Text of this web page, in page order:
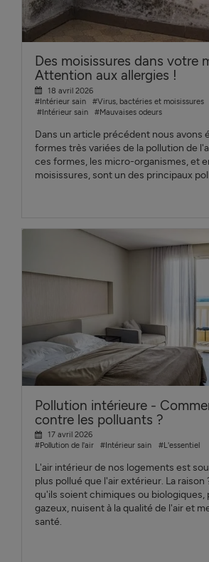
Des moisissures dans votre
Attention aux allergies !
18 avril 2026
#Intérieur sain
#Virus, bactéries et moisissures
#Intérieur sain
#Mauvaises odeurs
Dans un article précédent nous avons
formes très variées de la pollution de
ces formes, les micro-organismes, et
moisissures, sont un des principaux
Pollution intérieure -
contre les polluants ?
17 avril 2026
#Pollution de l'air
#Intérieur sain #L'essentiel
L'air intérieur de nos logements est
plus pollué que l'air extérieur. La raison
qu'ils soient chimiques ou biologiques,
gazeux, nuisent à la qualité de l'air et
santé.